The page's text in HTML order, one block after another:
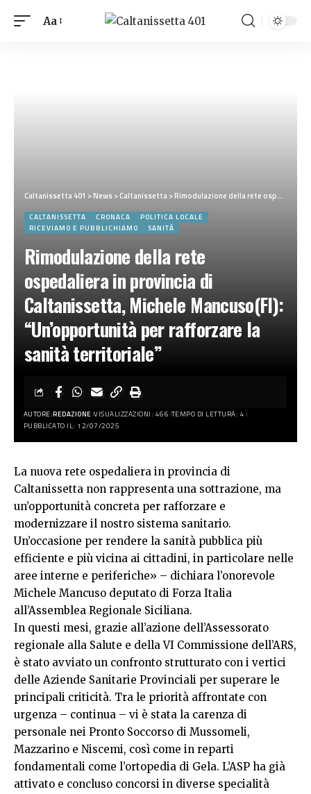
Aa
Caltanissetta 401 >News>Caltanissetta>Rimodulazione della rete ospedaliera in provincia di Caltanissetta, Michele Mancuso(FI): “Un’opportunità per rafforzare la sanità territoriale”
CALTANISSETTA CRONACA
POLITICA LOCALE
RICEVIAMO E PUBBLICHIAMO
SANITÀ
Rimodulazione della rete
ospedaliera in provincia di
Caltanissetta, Michele Mancuso(FI):
“Un’opportunità per rafforzare la
sanità territoriale”
AUTORE:REDAZIONE VISUALIZZAZIONI: 466 TEMPO DI LETTURA: 4
PUBBLICATO IL: 12/07/2025
La nuova rete ospedaliera in provincia di
Caltanissetta non rappresenta una sottrazione, ma
un’opportunità concreta per rafforzare e
modernizzare il nostro sistema sanitario.
Un’occasione per rendere la sanità pubblica più
efficiente e più vicina ai cittadini, in particolare nelle
aree interne e periferiche» – dichiara l’onorevole
Michele Mancuso deputato di Forza Italia
all’Assemblea Regionale Siciliana.
In questi mesi, grazie all’azione dell’Assessorato
regionale alla Salute e della VI Commissione dell’ARS,
è stato avviato un confronto strutturato con i vertici
delle Aziende Sanitarie Provinciali per superare le
principali criticità. Tra le priorità affrontate con
urgenza – continua – vi è stata la carenza di
personale nei Pronto Soccorso di Mussomeli,
Mazzarino e Niscemi, così come in reparti
fondamentali come l’ortopedia di Gela. L’ASP ha già
attivato e concluso concorsi in diverse specialità